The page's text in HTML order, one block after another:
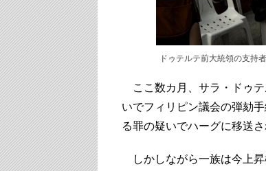
ドゥテルテ前大統領の支持
ここ数カ月、サラ・ドゥテ
いでフィリピン議会の弾劾
る罪の疑いでハーグに移送
しかしながら一族は今上昇